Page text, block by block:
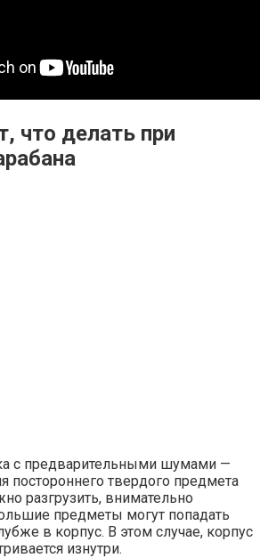
что делать при
с предварительными шумами —
постороннего твердого предмета
разгрузить, внимательно
предметы могут попадать
в корпус. В этом случае, корпус
изнутри.